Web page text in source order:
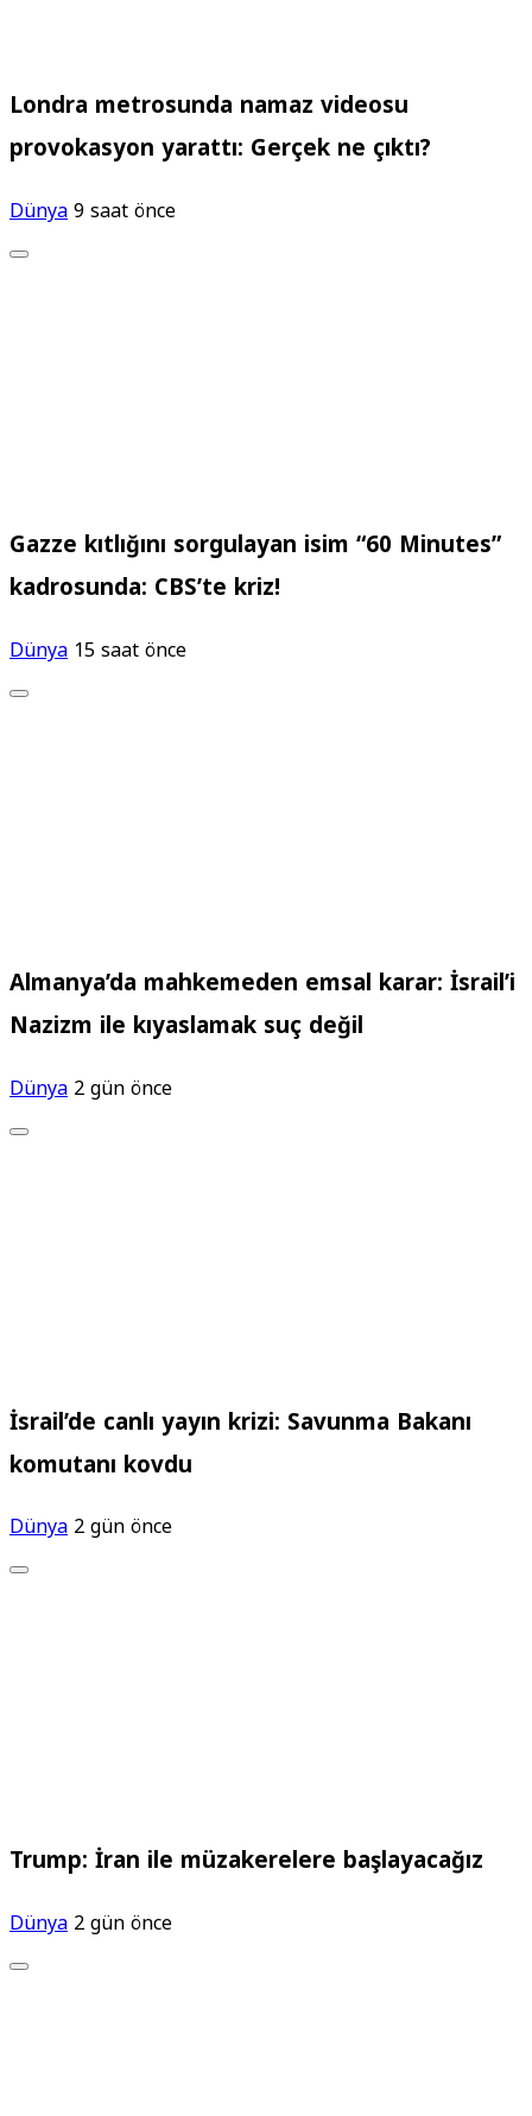
Londra metrosunda namaz videosu
provokasyon yarattı: Gerçek ne çıktı?
Dünya9 saat önce
Gazze kıtlığını sorgulayan isim “60 Minutes”
kadrosunda: CBS’te kriz!
Dünya 15 saat önce
Almanya’da mahkemeden emsal karar: İsrail’i
Nazizm ile kıyaslamak suç değil
Dünya2 gün önce
İsrail’de canlı yayın krizi: Savunma Bakanı
komutanı kovdu
Dünya2 gün önce
Trump: İran ile müzakerelere başlayacağız
Dünya2 gün önce